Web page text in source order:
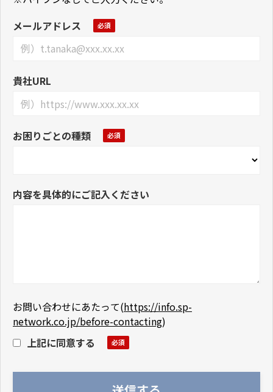
メールアドレス
貴社URL
お困りごとの種類
内容を具体的にご記入ください
お問い合わせにあたって(https://info.sp-
network.co.jp/before-contacting)
上記に同意する